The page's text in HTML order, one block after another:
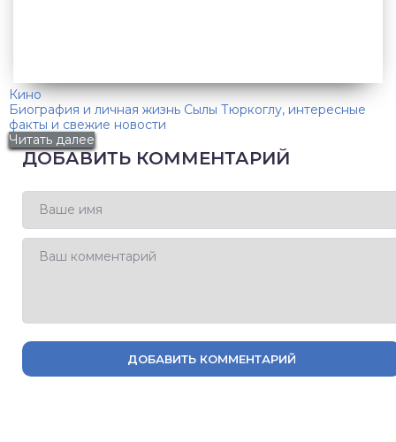
Кино
Биография и личная жизнь Сылы Тюркоглу, интересные
факты и свежие новости
Читать далее
ДОБАВИТЬ КОММЕНТАРИЙ
ДОБАВИТЬ КОММЕНТАРИЙ